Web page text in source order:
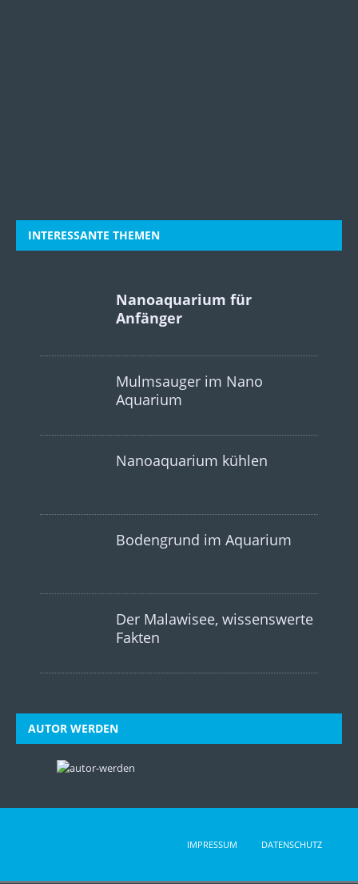
INTERESSANTE THEMEN
Nanoaquarium für
Anfänger
Mulmsauger im Nano
Aquarium
Nanoaquarium kühlen
Bodengrund im Aquarium
Der Malawisee, wissenswerte
Fakten
AUTOR WERDEN
IMPRESSUM DATENSCHUTZ